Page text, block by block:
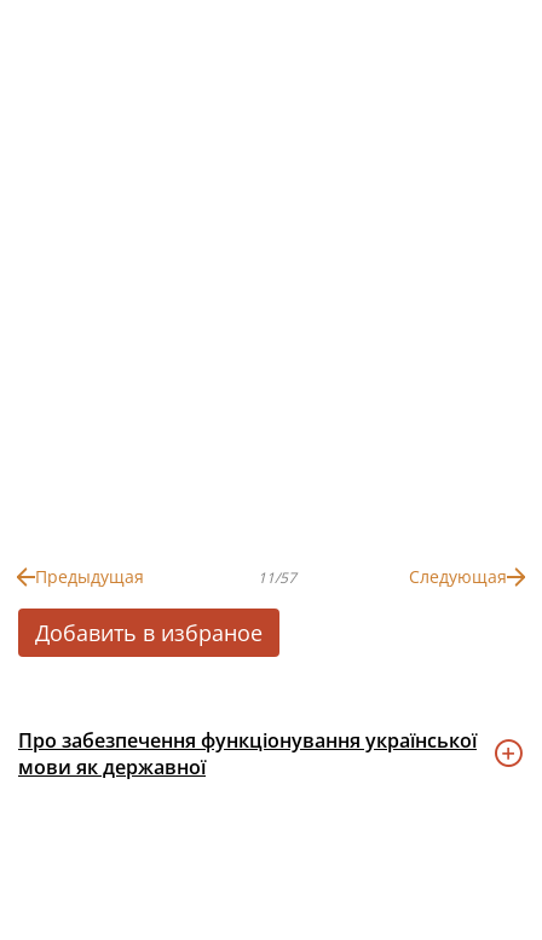
Предыдущая 11/57 Следующая
Добавить в избраное
Про забезпечення функціонування української
мови як державної